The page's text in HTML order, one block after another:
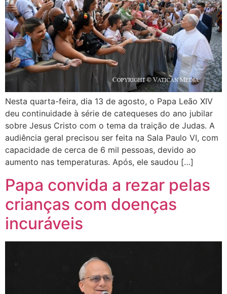
Nesta quarta-feira, dia 13 de agosto, o Papa Leão XIV
deu continuidade à série de catequeses do ano jubilar
sobre Jesus Cristo com o tema da traição de Judas. A
audiência geral precisou ser feita na Sala Paulo VI, com
capacidade de cerca de 6 mil pessoas, devido ao
aumento nas temperaturas. Após, ele saudou […]
Papa convida a rezar pelas
crianças com doenças
incuráveis